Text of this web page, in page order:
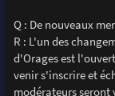
Q : De nouveaux
R : L'un des
d'Orages est
venir s'inscrire et
modérateurs